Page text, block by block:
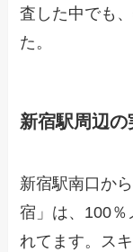
査した中でも
た。
新宿駅周辺の
新宿駅南口か
宿」は、100％
れてます。ス